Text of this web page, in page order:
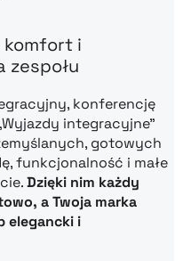
komfort i
konferencję
integracyjne”
gotowych
funkcjonalność i małe
Dzięki nim każdy
a Twoja marka
elegancki i